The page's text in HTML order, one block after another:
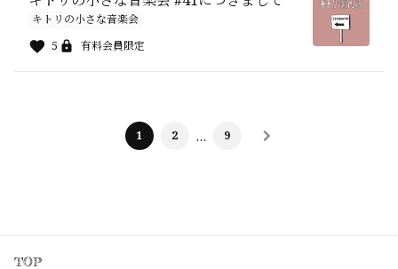
キトリの小さな音楽会
5
有料会員限定
1 2 … 9
TOP